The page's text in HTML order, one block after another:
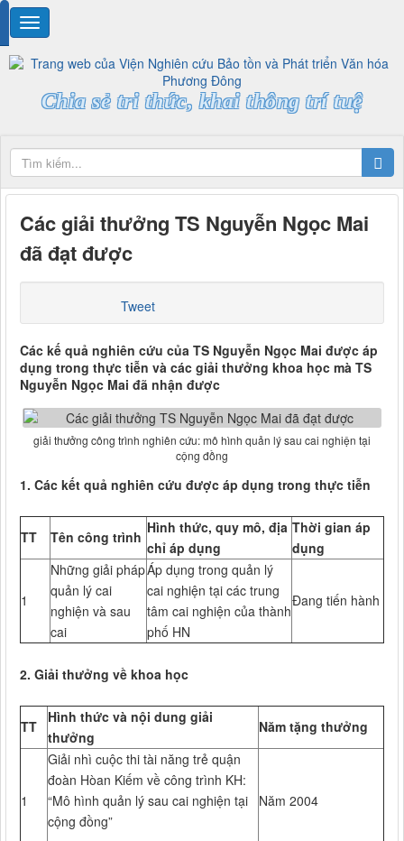
Chia sẻ tri thức, khai thông trí tuệ
Các giải thưởng TS Nguyễn Ngọc Mai
đã đạt được
Tweet
Các kế quả nghiên cứu của TS Nguyễn Ngọc Mai được áp
dụng trong thực tiễn và các giải thưởng khoa học mà TS
Nguyễn Ngọc Mai đã nhận được
giải thưởng công trình nghiên cứu: mô hình quản lý sau cai nghiện tại
cộng đồng
1. Các kết quả nghiên cứu được áp dụng trong thực tiễn
TT Tên công trình
Hình thức, quy mô, địa
chỉ áp dụng
Thời gian áp
dụng
1
Những giải pháp
quản lý cai
nghiện và sau
cai
Áp dụng trong quản lý
cai nghiện tại các trung
tâm cai nghiện của thành
phố HN
Đang tiến hành
2. Giải thưởng về khoa học
TT
Hình thức và nội dung giải
thưởng
Năm tặng thưởng
1
Giải nhì cuộc thi tài năng trẻ quận
đoàn Hòan Kiếm về công trình KH:
“Mô hình quản lý sau cai nghiện tại
cộng đồng”
Năm 2004